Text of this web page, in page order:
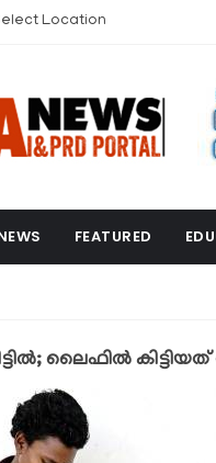
Location
FEATURED
ലൈഫില്‍ കിട്ടിയത്